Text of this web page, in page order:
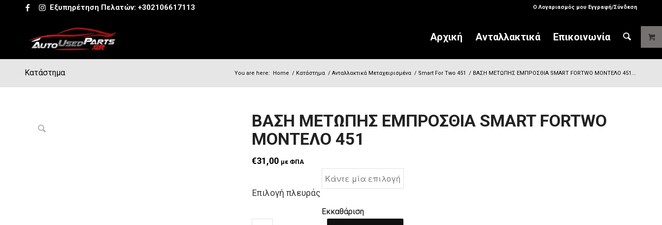
Ο Λογαριασμός μου Εγγραφή/Σύνδεση
Εξυπηρέτηση Πελατών: +302106617113
Αρχική Ανταλλακτικά Επικοινωνία
Κατάστημα You are here: Home / Κατάστημα / Ανταλλακτικά Μεταχειρισμένα / Smart For Two 451 / ΒΑΣΗ ΜΕΤΩΠΗΣ ΕΜΠΡΟΣΘΙΑ SMART FORTWO ΜΟΝΤΕΛΟ 451...
ΒΑΣΗ ΜΕΤΩΠΗΣ ΕΜΠΡΟΣΘΙΑ SMART FORTWO
ΜΟΝΤΕΛΟ 451
€31,00 με ΦΠΑ
Επιλογή πλευράς
Εκκαθάριση